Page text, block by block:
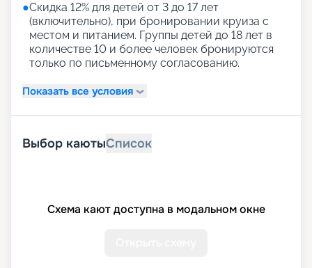
●Скидка 12% для детей от 3 до 17 лет
(включительно), при бронировании круиза с
местом и питанием. Группы детей до 18 лет в
количестве 10 и более человек бронируются
только по письменному согласованию.
Показать все условия
Выбор каютыСписок
Схема кают доступна в модальном окне